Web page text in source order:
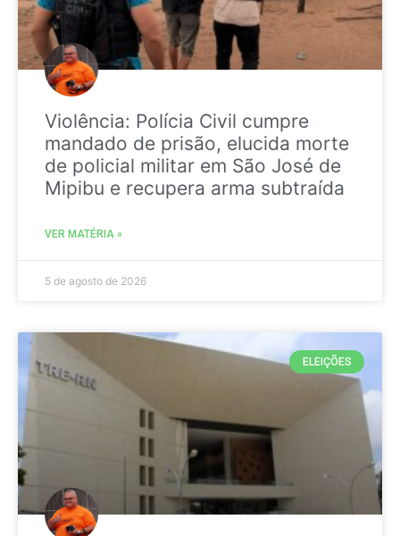
Violência: Polícia Civil cumpre
mandado de prisão, elucida morte
de policial militar em São José de
Mipibu e recupera arma subtraída
VER MATÉRIA »
5 de agosto de 2026
ELEIÇÕES